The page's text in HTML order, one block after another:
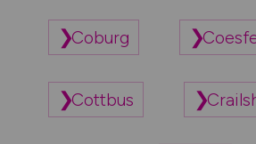
Coburg
Cottbus